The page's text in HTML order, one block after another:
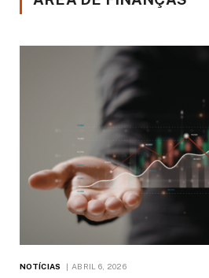
NOTÍCIAS ABRIL 6, 2026